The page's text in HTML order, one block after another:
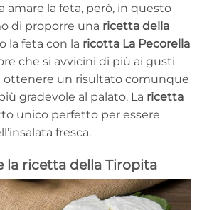
amare la feta, però, in questo
di proporre una ricetta della
la feta con la ricotta La Pecorella
che si avvicini di più ai gusti
ottenere un risultato comunque
gradevole al palato. La ricetta
unico perfetto per essere
fresca.
la ricetta della Tiropita